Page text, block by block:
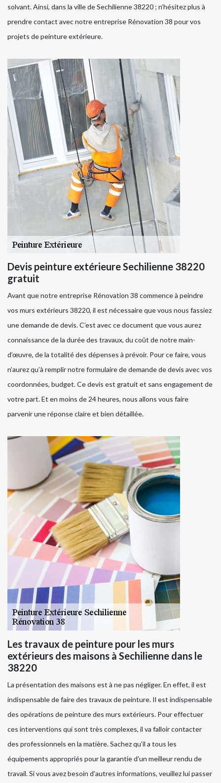
solvant. Ainsi, dans la ville de Sechilienne 38220 ; n’hésitez plus à
prendre contact avec notre entreprise Rénovation 38 pour vos
projets de peinture extérieure.
Devis peinture extérieure Sechilienne 38220
gratuit
Avant que notre entreprise Rénovation 38 commence à peindre
vos murs extérieurs 38220, il est nécessaire que vous nous fassiez
une demande de devis. C’est avec ce document que vous aurez
connaissance de la durée des travaux, du coût de notre main-
d’œuvre, de la totalité des dépenses à prévoir. Pour ce faire, vous
n’aurez qu’à remplir notre formulaire de demande de devis avec vos
coordonnées, budget. Ce devis est gratuit et sans engagement de
votre part. Et en moins de 24 heures, nous allons vous faire
parvenir une réponse claire et bien détaillée.
Les travaux de peinture pour les murs
extérieurs des maisons à Sechilienne dans le
38220
La présentation des maisons est à ne pas négliger. En effet, il est
indispensable de faire des travaux de peinture. Il est indispensable
des opérations de peinture des murs extérieurs. Pour effectuer
ces interventions qui sont très complexes, il va falloir contacter
des professionnels en la matière. Sachez qu'il a tous les
équipements appropriés pour la garantie d'un meilleur rendu de
travail. Si vous avez besoin d'autres informations, veuillez lui passer